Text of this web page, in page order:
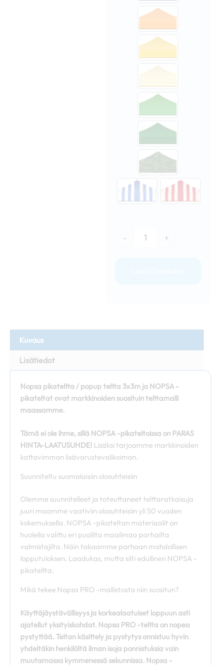
- +
Kuvaus
Lisätiedot
Nopsa pikateltta / popup teltta 3x3m ja NOPSA -
pikateltat ovat markkinoiden suosituin telttamalli
maassamme.
Tämä ei ole ihme, sillä NOPSA -pikateltoissa on PARAS
HINTA-LAATUSUHDE! Lisäksi tarjoamme markkinoiden
kattavimman lisävarustevalikoiman.
Suunniteltu suomalaisiin olosuhteisiin
Olemme suunnitelleet ja toteuttaneet telttaratkaisuja
juuri maamme vaativiin olosuhteisiin yli 50 vuoden
kokemuksella. NOPSA -pikateltan materiaalit on
huolella valittu eri puolilta maailmaa parhailta
valmistajilta. Näin takaamme parhaan mahdollisen
lopputuloksen. Laadukas, mutta silti edullinen NOPSA -
pikateltta.
Mikä tekee Nopsa PRO -mallistosta niin suositun?
Käyttäjäystävällisyys ja korkealaatuiset loppuun asti
ajatellut yksityiskohdat. Nopsa PRO -teltta on nopea
pystyttää. Teltan käsittely ja pystytys onnistuu hyvin
yhdeltäkin henkilöltä ilman isoja ponnistuksia vain
muutamassa kymmenessä sekunnissa. Nopsa -